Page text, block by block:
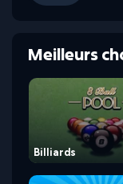
Meilleurs
Billiards